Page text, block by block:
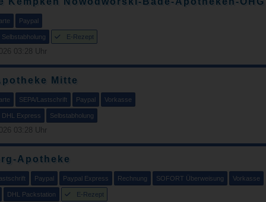
Paypal
Selbstabholung E-Rezept
03:28 Uhr
Mitte
SEPA/Lastschrift Paypal Vorkasse
DHL Express Selbstabholung
03:28 Uhr
Apotheke
Paypal Paypal Express Rechnung SOFORT Überweisung Vorkasse
DHL Packstation E-Rezept